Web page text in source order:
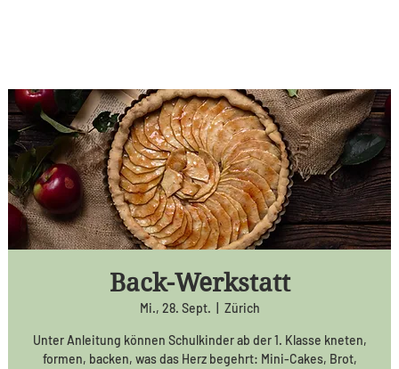
Back-Werkstatt
Mi., 28. Sept. Zürich
Unter Anleitung können Schulkinder ab der 1. Klasse kneten,
formen, backen, was das Herz begehrt: Mini-Cakes, Brot,